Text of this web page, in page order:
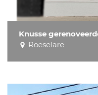
Knusse
Roeselare